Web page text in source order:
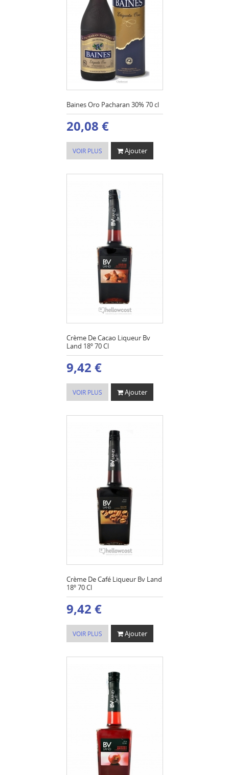
Baines Oro Pacharan 30% 70 cl
20,08 €
VOIR PLUS Ajouter
Crème De Cacao Liqueur Bv
Land 18º 70 Cl
9,42 €
VOIR PLUS Ajouter
Crème De Café Liqueur Bv Land
18º 70 Cl
9,42 €
VOIR PLUS Ajouter